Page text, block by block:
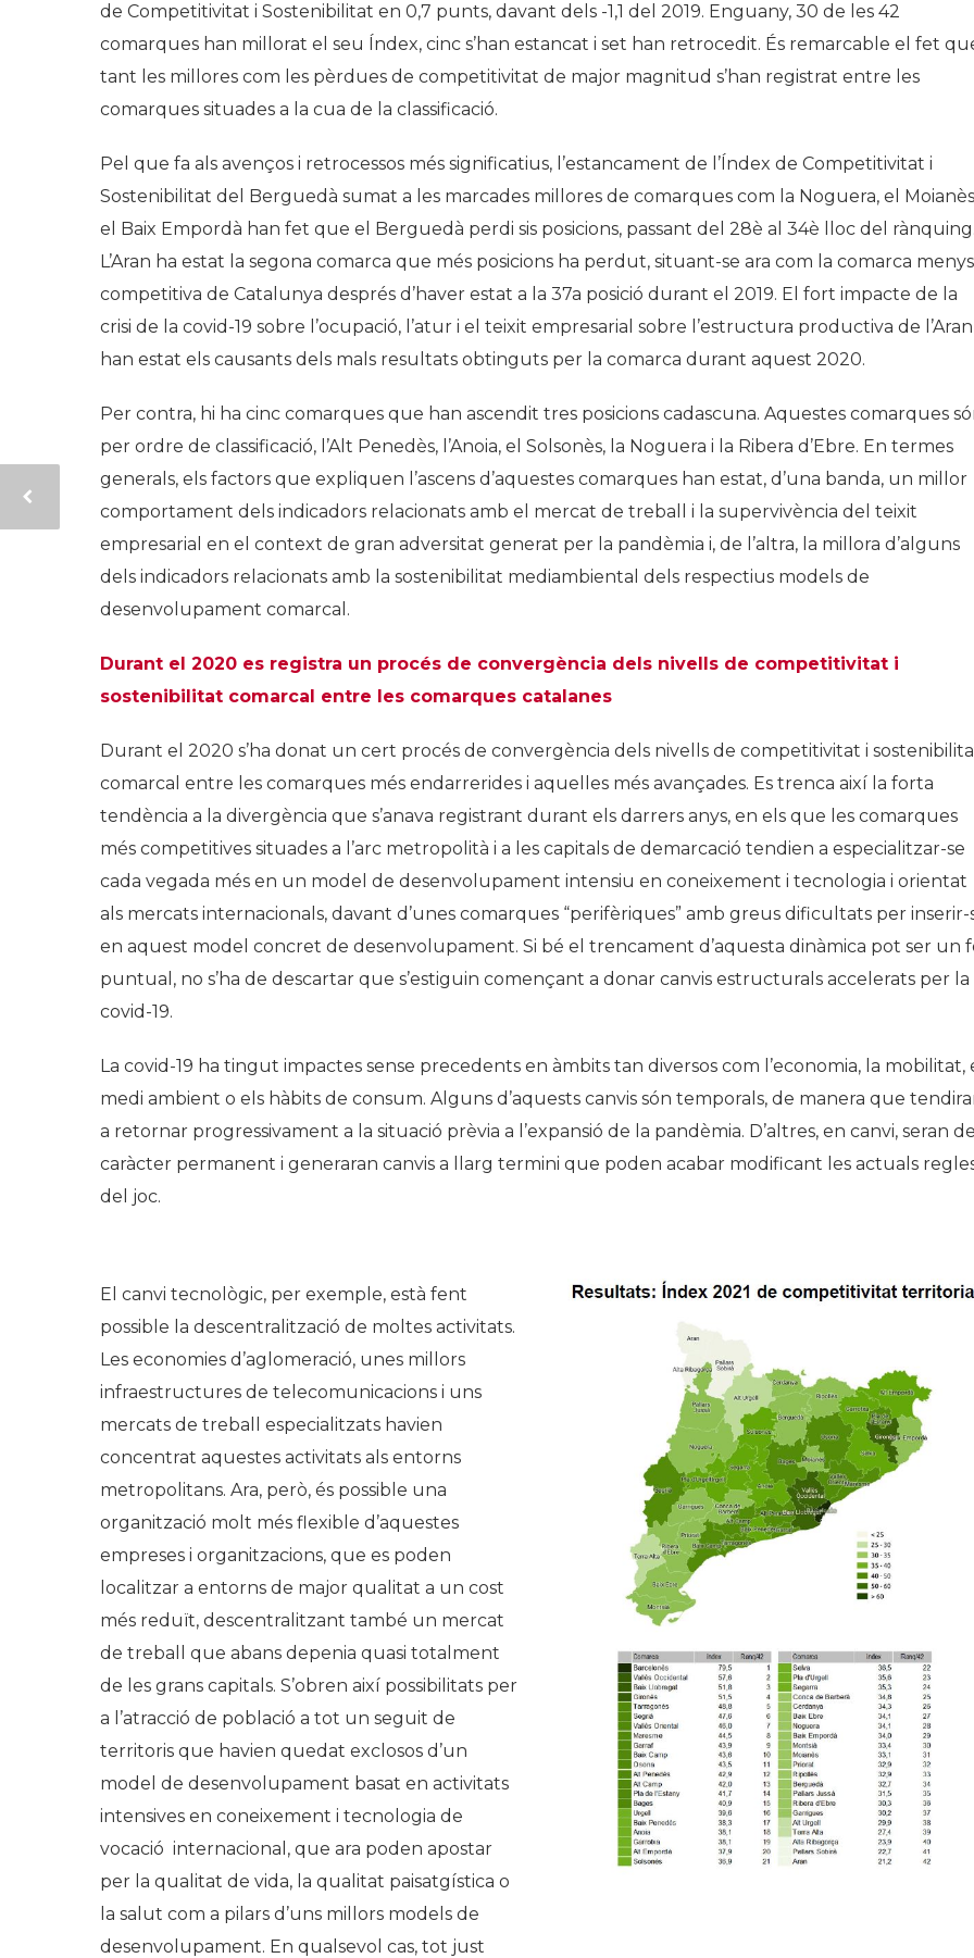
de Competitivitat i Sostenibilitat en 0,7 punts, davant dels -1,1 del 2019. Enguany, 30 de les 42
comarques han millorat el seu Índex, cinc s’han estancat i set han retrocedit. És remarcable el fet
tant les millores com les pèrdues de competitivitat de major magnitud s’han registrat entre les
comarques situades a la cua de la classificació.
Pel que fa als avenços i retrocessos més significatius, l’estancament de l’Índex de Competitivitat i
Sostenibilitat del Berguedà sumat a les marcades millores de comarques com la Noguera, el
el Baix Empordà han fet que el Berguedà perdi sis posicions, passant del 28è al 34è lloc del rànquing.
L’Aran ha estat la segona comarca que més posicions ha perdut, situant-se ara com la comarca menys
competitiva de Catalunya després d’haver estat a la 37a posició durant el 2019. El fort impacte de la
crisi de la covid-19 sobre l’ocupació, l’atur i el teixit empresarial sobre l’estructura productiva de l’Aran
han estat els causants dels mals resultats obtinguts per la comarca durant aquest 2020.
Per contra, hi ha cinc comarques que han ascendit tres posicions cadascuna. Aquestes comarques
per ordre de classificació, l’Alt Penedès, l’Anoia, el Solsonès, la Noguera i la Ribera d’Ebre. En termes
generals, els factors que expliquen l’ascens d’aquestes comarques han estat, d’una banda, un millor
comportament dels indicadors relacionats amb el mercat de treball i la supervivència del teixit
empresarial en el context de gran adversitat generat per la pandèmia i, de l’altra, la millora d’alguns
dels indicadors relacionats amb la sostenibilitat mediambiental dels respectius models de
desenvolupament comarcal.
Durant el 2020 es registra un procés de convergència dels nivells de competitivitat i
sostenibilitat comarcal entre les comarques catalanes
Durant el 2020 s’ha donat un cert procés de convergència dels nivells de competitivitat i
comarcal entre les comarques més endarrerides i aquelles més avançades. Es trenca així la forta
tendència a la divergència que s’anava registrant durant els darrers anys, en els que les comarques
més competitives situades a l’arc metropolità i a les capitals de demarcació tendien a especialitzar-se
cada vegada més en un model de desenvolupament intensiu en coneixement i tecnologia i orientat
als mercats internacionals, davant d’unes comarques “perifèriques” amb greus dificultats per inserir-
en aquest model concret de desenvolupament. Si bé el trencament d’aquesta dinàmica pot ser un
puntual, no s’ha de descartar que s’estiguin començant a donar canvis estructurals accelerats per la
covid-19.
La covid-19 ha tingut impactes sense precedents en àmbits tan diversos com l’economia, la mobilitat,
medi ambient o els hàbits de consum. Alguns d’aquests canvis són temporals, de manera que
a retornar progressivament a la situació prèvia a l’expansió de la pandèmia. D’altres, en canvi, seran de
caràcter permanent i generaran canvis a llarg termini que poden acabar modificant les actuals
del joc.
El canvi tecnològic, per exemple, està fent
possible la descentralització de moltes activitats.
Les economies d’aglomeració, unes millors
infraestructures de telecomunicacions i uns
mercats de treball especialitzats havien
concentrat aquestes activitats als entorns
metropolitans. Ara, però, és possible una
organització molt més flexible d’aquestes
empreses i organitzacions, que es poden
localitzar a entorns de major qualitat a un cost
més reduït, descentralitzant també un mercat
de treball que abans depenia quasi totalment
de les grans capitals. S’obren així possibilitats per
a l’atracció de població a tot un seguit de
territoris que havien quedat exclosos d’un
model de desenvolupament basat en activitats
intensives en coneixement i tecnologia de
vocació internacional, que ara poden apostar
per la qualitat de vida, la qualitat paisatgística o
la salut com a pilars d’uns millors models de
desenvolupament. En qualsevol cas, tot just